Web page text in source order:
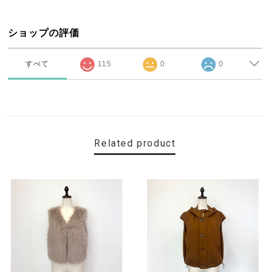
ショップの評価
すべて 115 0 0
Related product